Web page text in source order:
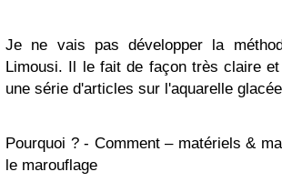
Je ne vais pas développer la
Limousi. Il le fait de façon très claire
une série d'articles sur l'aquarelle
Pourquoi ? - Comment – matériels &
le marouflage